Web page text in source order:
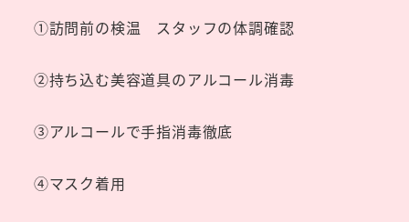
①訪問前の検温 スタッフの体調確認
②持ち込む美容道具のアルコール消毒
③アルコールで手指消毒徹底
④マスク着用